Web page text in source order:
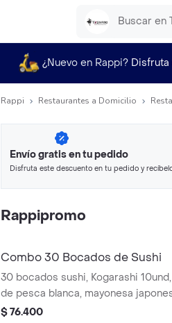
¿Nuevo en Rappi? Disfruta
Rappi Restaurantes a Domicilio
Envío gratis en tu pedido
Disfruta este descuento en tu pedido y
Rappipromo
Combo 30 Bocados de Sushi
30 bocados sushi, Kogarashi
de pesca blanca, mayonesa
panka, maki frye 10und philadelphia
$ 76.400